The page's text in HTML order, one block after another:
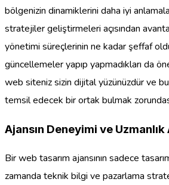
bölgenizin dinamiklerini daha iyi
stratejiler geliştirmeleri açısından
yönetimi süreçlerinin ne kadar şeffaf
güncellemeler yapıp yapmadıkları da
web siteniz sizin dijital yüzünüzdür ve
temsil edecek bir ortak bulmak
Ajansın Deneyimi ve Uzmanlık
Bir web tasarım ajansının sadece
zamanda teknik bilgi ve pazarlama